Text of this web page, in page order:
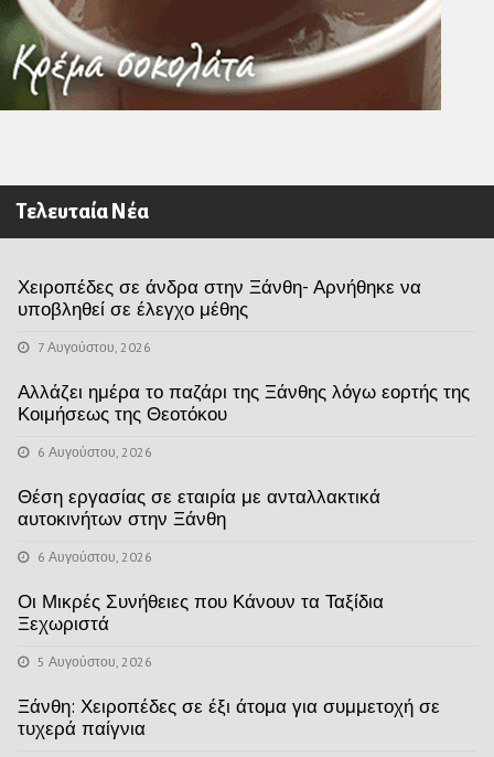
Τελευταία Νέα
Χειροπέδες σε άνδρα στην Ξάνθη- Αρνήθηκε να
υποβληθεί σε έλεγχο μέθης
7 Αυγούστου, 2026
Αλλάζει ημέρα το παζάρι της Ξάνθης λόγω εορτής της
Κοιμήσεως της Θεοτόκου
6 Αυγούστου, 2026
Θέση εργασίας σε εταιρία με ανταλλακτικά
αυτοκινήτων στην Ξάνθη
6 Αυγούστου, 2026
Οι Μικρές Συνήθειες που Κάνουν τα Ταξίδια
Ξεχωριστά
5 Αυγούστου, 2026
Ξάνθη: Χειροπέδες σε έξι άτομα για συμμετοχή σε
τυχερά παίγνια